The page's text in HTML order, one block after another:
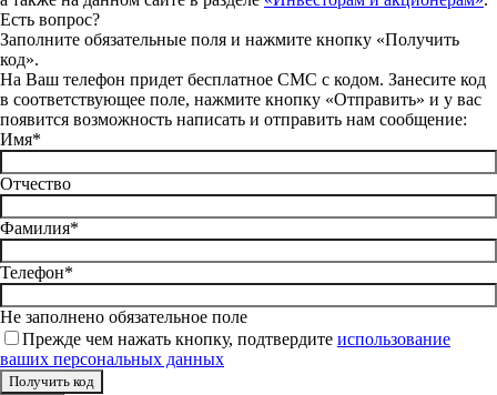
Есть вопрос?
Заполните обязательные поля и нажмите кнопку «Получить
код».
На Ваш телефон придет бесплатное СМС с кодом. Занесите код
в соответствующее поле, нажмите кнопку «Отправить» и у вас
появится возможность написать и отправить нам сообщение:
Имя*
Отчество
Фамилия*
Телефон*
Не заполнено обязательное поле
Прежде чем нажать кнопку, подтвердите использование
ваших персональных данных